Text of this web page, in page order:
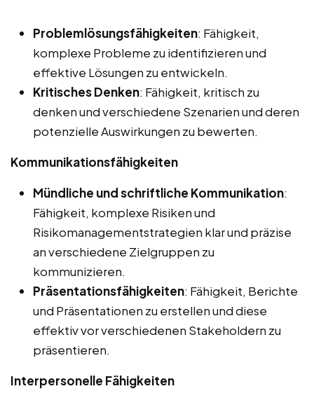
Problemlösungsfähigkeiten: Fähigkeit,
komplexe Probleme zu identifizieren und
effektive Lösungen zu entwickeln.
Kritisches Denken: Fähigkeit, kritisch zu
denken und verschiedene Szenarien und deren
potenzielle Auswirkungen zu bewerten.
Kommunikationsfähigkeiten
Mündliche und schriftliche Kommunikation:
Fähigkeit, komplexe Risiken und
Risikomanagementstrategien klar und präzise
an verschiedene Zielgruppen zu
kommunizieren.
Präsentationsfähigkeiten: Fähigkeit, Berichte
und Präsentationen zu erstellen und diese
effektiv vor verschiedenen Stakeholdern zu
präsentieren.
Interpersonelle Fähigkeiten